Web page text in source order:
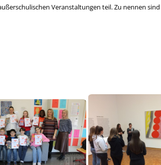
Veranstaltungen teil. Zu nennen